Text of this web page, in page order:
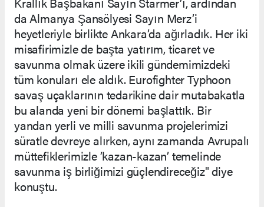
da Almanya Şansölyesi Sayın Merz’i
heyetleriyle birlikte Ankara’da ağırladık. Her iki
misafirimizle de başta yatırım, ticaret ve
savunma olmak üzere ikili gündemimizdeki
tüm konuları ele aldık. Eurofighter Typhoon
savaş uçaklarının tedarikine dair mutabakatla
bu alanda yeni bir dönemi başlattık. Bir
yandan yerli ve milli savunma projelerimizi
süratle devreye alırken, aynı zamanda Avrupalı
müttefiklerimizle ’kazan-kazan’ temelinde
savunma iş birliğimizi güçlendireceğiz" diye
konuştu.